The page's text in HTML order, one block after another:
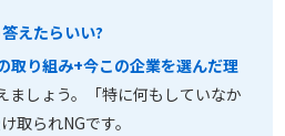
えたらいい?
取り組み+今この企業を選んだ理
ましょう。「特に何もしていなか
取られNGです。